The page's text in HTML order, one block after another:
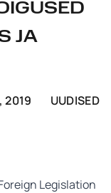
JA
2019
UUDISED
Legislation